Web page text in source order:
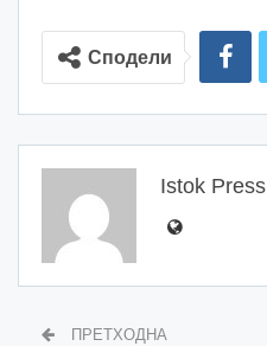
Сподели
Istok Press
ПРЕТХОДНА